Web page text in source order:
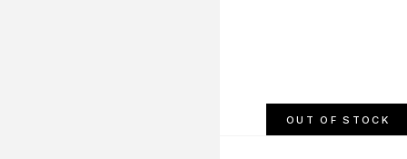
OUT OF STOCK